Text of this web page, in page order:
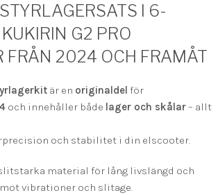
I 6-
G2 PRO
FRÅN 2024 OCH FRAMÅT
är en originaldel för
och innehåller både lager och skålar – allt
och stabilitet i din elscooter.
material för lång livslängd och
vibrationer och slitage.